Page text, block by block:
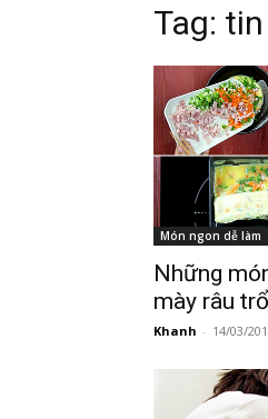
Tag:
Món ngon dễ làm
Những
mày râu
Khanh - 14/03/